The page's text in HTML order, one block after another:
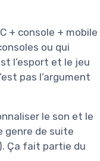
+ console + mobile
ou qui
l’esport et le jeu
pas l’argument
le son et le
genre de suite
Ça fait partie du